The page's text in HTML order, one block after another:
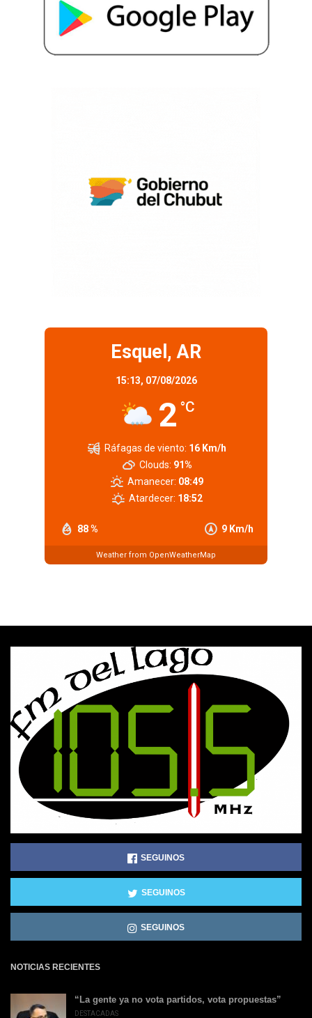
Esquel, AR
15:13, 07/08/2026
2 °C
88 % 9 Km/h
Ráfagas de viento: 16 Km/h
Clouds: 91%
Amanecer: 08:49
Atardecer: 18:52
Weather from OpenWeatherMap
SEGUINOS
SEGUINOS
SEGUINOS
NOTICIAS RECIENTES
“La gente ya no vota partidos, vota propuestas”
DESTACADAS